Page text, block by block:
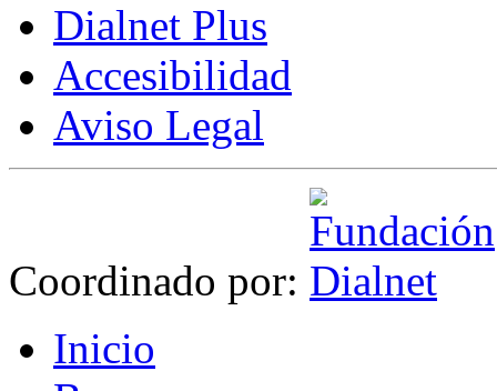
Dialnet Plus
Accesibilidad
Aviso Legal
Coordinado por:
Inicio